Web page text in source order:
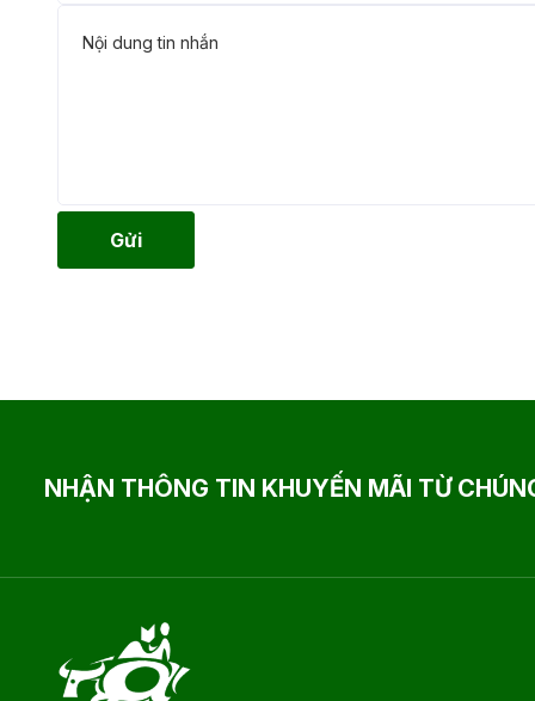
Gửi
NHẬN THÔNG TIN KHUYẾN MÃI TỪ